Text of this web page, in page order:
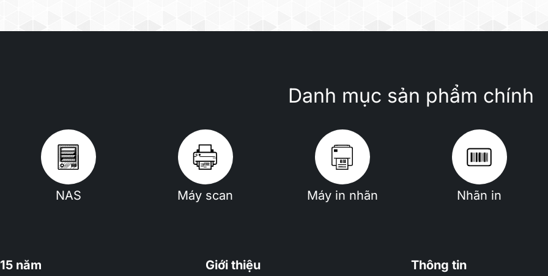
Danh mục sản phẩm chính
NAS Máy scan Máy in nhãn Nhãn in
15 năm Giới thiệu Thông tin